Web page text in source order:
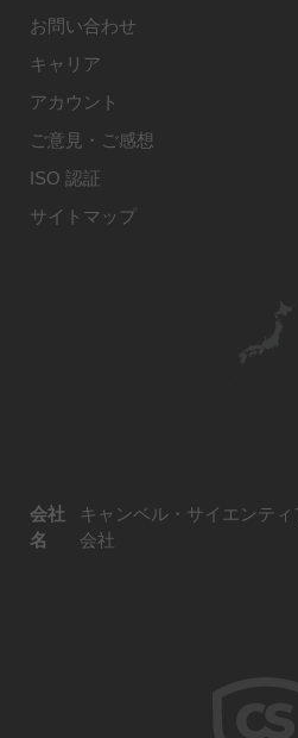
お問い合わせ
キャリア
アカウント
ご意見・ご感想
ISO 認証
サイトマップ
会社
名
キャンベル・サイエンテ
会社